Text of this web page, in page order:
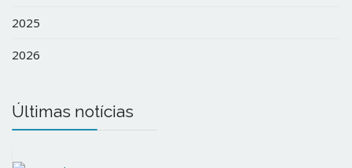
2025
2026
Últimas notícias